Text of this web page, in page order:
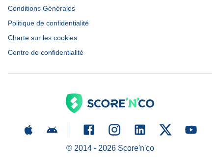
Conditions Générales
Politique de confidentialité
Charte sur les cookies
Centre de confidentialité
© 2014 - 2026Score'n'co